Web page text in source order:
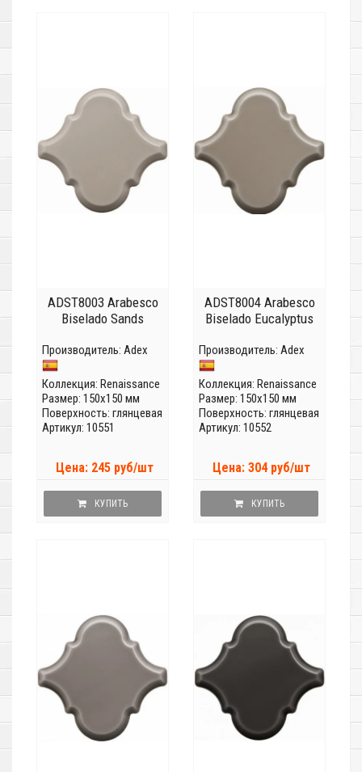
ADST8003 Arabesco
Biselado Sands
Производитель: Adex
Коллекция: Renaissance
Размер: 150x150 мм
Поверхность: глянцевая
Артикул: 10551
Цена: 245 руб/шт
КУПИТЬ
ADST8004 Arabesco
Biselado Eucalyptus
Производитель: Adex
Коллекция: Renaissance
Размер: 150x150 мм
Поверхность: глянцевая
Артикул: 10552
Цена: 304 руб/шт
КУПИТЬ